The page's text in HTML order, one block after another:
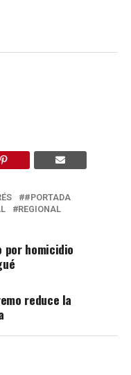
#PORTADA
REGIONAL
por homicidio
reduce la